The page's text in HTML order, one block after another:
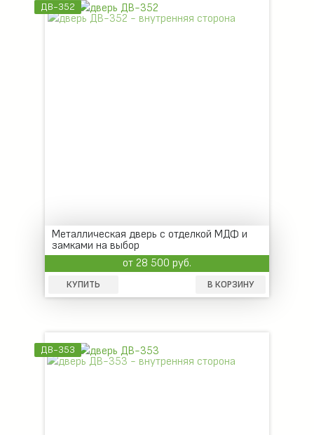
ДВ-352
Металлическая дверь с отделкой МДФ и
замками на выбор
от 28 500 руб.
КУПИТЬ В КОРЗИНУ
ДВ-353